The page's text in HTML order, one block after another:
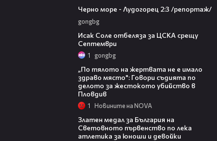
Черно море - Лудогорец 2:3 /репортаж/
gongbg
Исак Соле отбеляза за ЦСКА срещу
Септември
1 gongbg
„По тялото на жертвата не е имало
здраво място": Говори съдията по
делото за жестокото убийство в
Пловдив
1 Новините на NOVA
Златен медал за България на
Световното първенство по лека
атлетика за юноши и девойки